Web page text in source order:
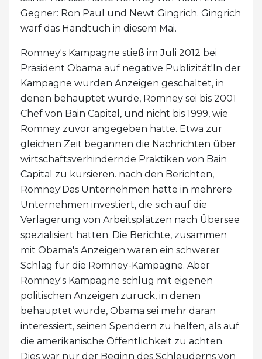
Gegner: Ron Paul und Newt Gingrich. Gingrich
warf das Handtuch in diesem Mai.
Romney's Kampagne stieß im Juli 2012 bei
Präsident Obama auf negative Publizität'In der
Kampagne wurden Anzeigen geschaltet, in
denen behauptet wurde, Romney sei bis 2001
Chef von Bain Capital, und nicht bis 1999, wie
Romney zuvor angegeben hatte. Etwa zur
gleichen Zeit begannen die Nachrichten über
wirtschaftsverhindernde Praktiken von Bain
Capital zu kursieren. nach den Berichten,
Romney'Das Unternehmen hatte in mehrere
Unternehmen investiert, die sich auf die
Verlagerung von Arbeitsplätzen nach Übersee
spezialisiert hatten. Die Berichte, zusammen
mit Obama's Anzeigen waren ein schwerer
Schlag für die Romney-Kampagne. Aber
Romney's Kampagne schlug mit eigenen
politischen Anzeigen zurück, in denen
behauptet wurde, Obama sei mehr daran
interessiert, seinen Spendern zu helfen, als auf
die amerikanische Öffentlichkeit zu achten.
Dies war nur der Beginn des Schleuderns von